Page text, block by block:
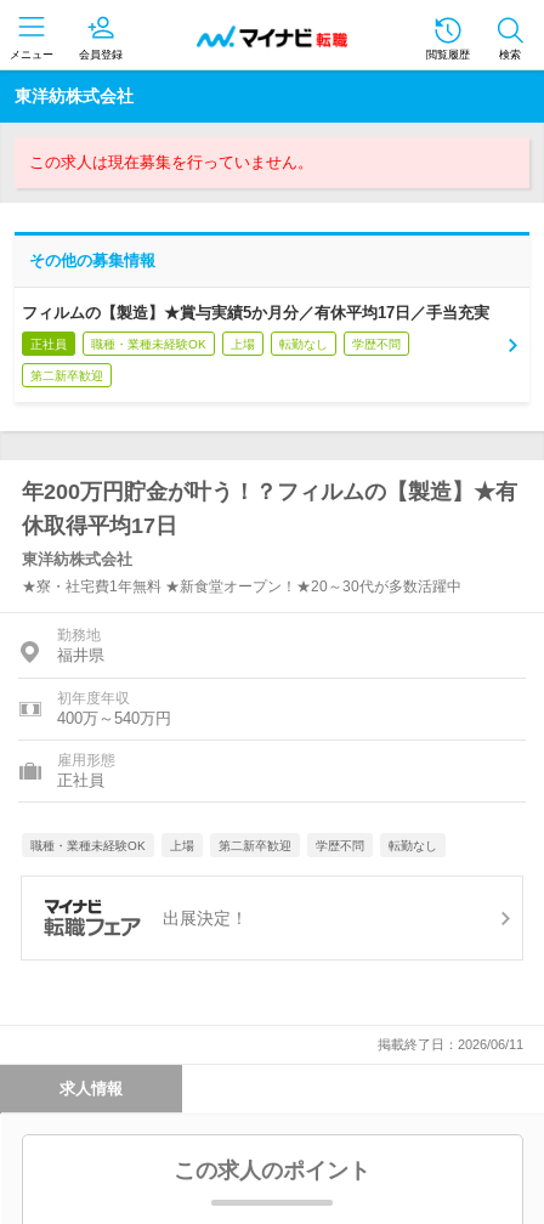
メニュー 会員登録 閲覧履歴 検索
東洋紡株式会社
この求人は現在募集を行っていません。
その他の募集情報
フィルムの【製造】★賞与実績5か月分／有休平均17日／手当充実
正社員 職種・業種未経験OK 上場 転勤なし 学歴不問
第二新卒歓迎
年200万円貯金が叶う！？フィルムの【製造】★有
休取得平均17日
東洋紡株式会社
★寮・社宅費1年無料 ★新食堂オープン！★20～30代が多数活躍中
勤務地
福井県
初年度年収
400万～540万円
雇用形態
正社員
職種・業種未経験OK 上場 第二新卒歓迎 学歴不問 転勤なし
出展決定！
掲載終了日：2026/06/11
求人情報
この求人のポイント